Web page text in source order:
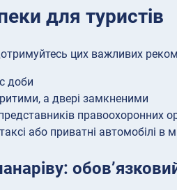
для туристів
цих важливих
доби
а двері замкненими
правоохоронних
або приватні автомобілі в